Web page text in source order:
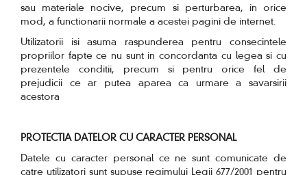
sau materiale nocive, precum si perturbarea, in orice
mod, a functionarii normale a acestei pagini de internet.
Utilizatorii isi asuma raspunderea pentru consecintele
propriilor fapte ce nu sunt in concordanta cu legea si cu
prezentele conditii, precum si pentru orice fel de
prejudicii ce ar putea aparea ca urmare a savarsirii
acestora
PROTECTIA DATELOR CU CARACTER PERSONAL
Datele cu caracter personal ce ne sunt comunicate de
catre utilizatori sunt supuse regimului Legii 677/2001 pentru